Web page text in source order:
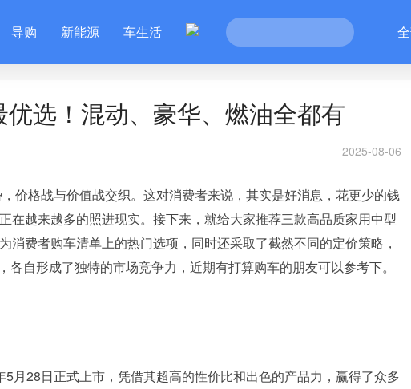
导购 新能源 车生活
选！混动、豪华、燃油全都有
2025-08-06
价格战与价值战交织。这对消费者来说，其实是好消息，花更少的钱
在越来越多的照进现实。接下来，就给大家推荐三款高品质家用中型
消费者购车清单上的热门选项，同时还采取了截然不同的定价策略，
各自形成了独特的市场竞争力，近期有打算购车的朋友可以参考下。
月28日正式上市，凭借其超高的性价比和出色的产品力，赢得了众多